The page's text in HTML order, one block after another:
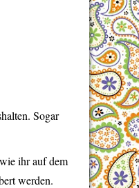
Sogar
ihr auf dem
werden.